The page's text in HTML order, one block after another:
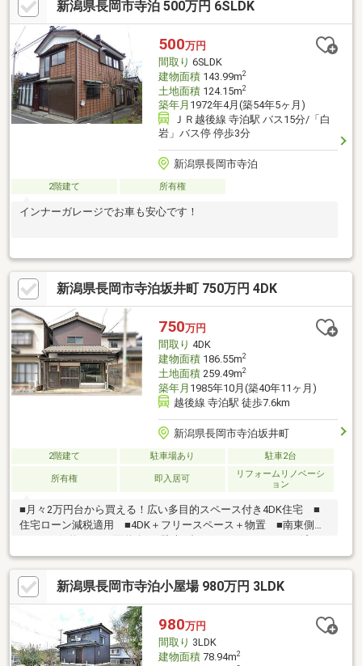
い・小中学校の近くがいい見学・相談 大歓迎です♪ お気軽にお
問い合わせください！担当直通TEL【０８０－７２８９－９３７
６】
新潟県長岡市寺泊 500万円 6SLDK
500万円
間取り 6SLDK
建物面積143.99m2
土地面積124.15m2
築年月 1972年4月(築54年5ヶ月)
ＪＲ越後線 寺泊駅 バス15分/「白
岩」バス停 停歩3分
新潟県長岡市寺泊
2階建て 所有権
インナーガレージでお車も安心です！
新潟県長岡市寺泊坂井町 750万円 4DK
750万円
間取り 4DK
建物面積186.55m2
土地面積259.49m2
築年月 1985年10月(築40年11ヶ月)
越後線 寺泊駅 徒歩7.6km
新潟県長岡市寺泊坂井町
2階建て 駐車場あり 駐車2台
所有権 即入居可
リフォームリノベーシ
ョン
■月々2万円台から買える！広い多目的スペース付き4DK住宅 ■
住宅ローン減税適用 ■4DK＋フリースペース＋物置 ■南東側約
6.0m×西側約5.6m両面道路 ■駐車2台可 ■R8.3 リフォーム済み
新潟県長岡市寺泊小屋場 980万円 3LDK
980万円
間取り 3LDK
建物面積78.94m2